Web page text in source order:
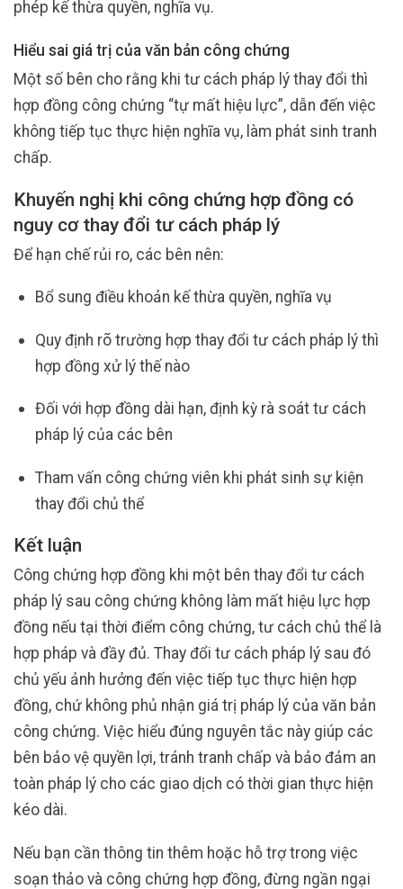
phép kế thừa quyền, nghĩa vụ.
Hiểu sai giá trị của văn bản công chứng
Một số bên cho rằng khi tư cách pháp lý thay đổi thì
hợp đồng công chứng “tự mất hiệu lực”, dẫn đến việc
không tiếp tục thực hiện nghĩa vụ, làm phát sinh tranh
chấp.
Khuyến nghị khi công chứng hợp đồng có
nguy cơ thay đổi tư cách pháp lý
Để hạn chế rủi ro, các bên nên:
Bổ sung điều khoản kế thừa quyền, nghĩa vụ
Quy định rõ trường hợp thay đổi tư cách pháp lý thì
hợp đồng xử lý thế nào
Đối với hợp đồng dài hạn, định kỳ rà soát tư cách
pháp lý của các bên
Tham vấn công chứng viên khi phát sinh sự kiện
thay đổi chủ thể
Kết luận
Công chứng hợp đồng khi một bên thay đổi tư cách
pháp lý sau công chứng không làm mất hiệu lực hợp
đồng nếu tại thời điểm công chứng, tư cách chủ thể là
hợp pháp và đầy đủ. Thay đổi tư cách pháp lý sau đó
chủ yếu ảnh hưởng đến việc tiếp tục thực hiện hợp
đồng, chứ không phủ nhận giá trị pháp lý của văn bản
công chứng. Việc hiểu đúng nguyên tắc này giúp các
bên bảo vệ quyền lợi, tránh tranh chấp và bảo đảm an
toàn pháp lý cho các giao dịch có thời gian thực hiện
kéo dài.
Nếu bạn cần thông tin thêm hoặc hỗ trợ trong việc
soạn thảo và công chứng hợp đồng, đừng ngần ngại